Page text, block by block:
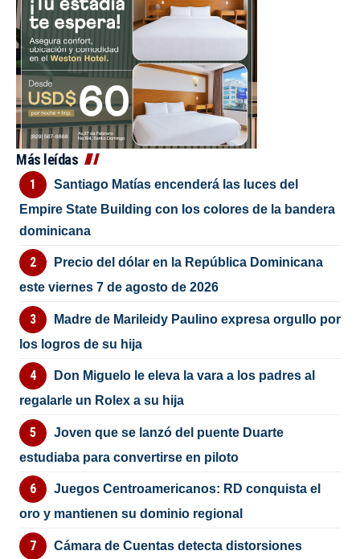
Más leídas
Santiago Matías encenderá las luces del
Empire State Building con los colores de la bandera
dominicana
Precio del dólar en la República Dominicana
este viernes 7 de agosto de 2026
Madre de Marileidy Paulino expresa orgullo por
los logros de su hija
Don Miguelo le eleva la vara a los padres al
regalarle un Rolex a su hija
Joven que se lanzó del puente Duarte
estudiaba para convertirse en piloto
Juegos Centroamericanos: RD conquista el
oro y mantienen su dominio regional
Cámara de Cuentas detecta distorsiones